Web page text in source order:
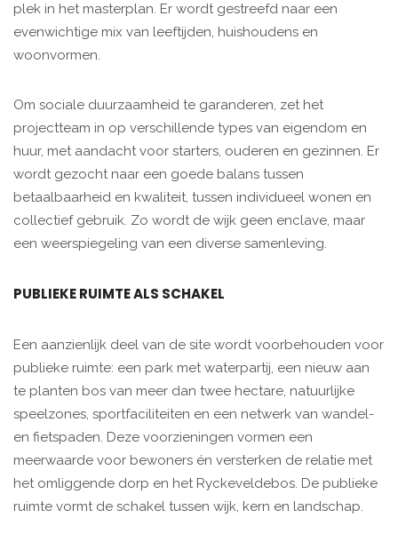
plek in het masterplan. Er wordt gestreefd naar een
evenwichtige mix van leeftijden, huishoudens en
woonvormen.
Om sociale duurzaamheid te garanderen, zet het
projectteam in op verschillende types van eigendom en
huur, met aandacht voor starters, ouderen en gezinnen. Er
wordt gezocht naar een goede balans tussen
betaalbaarheid en kwaliteit, tussen individueel wonen en
collectief gebruik. Zo wordt de wijk geen enclave, maar
een weerspiegeling van een diverse samenleving.
PUBLIEKE RUIMTE ALS SCHAKEL
Een aanzienlijk deel van de site wordt voorbehouden voor
publieke ruimte: een park met waterpartij, een nieuw aan
te planten bos van meer dan twee hectare, natuurlijke
speelzones, sportfaciliteiten en een netwerk van wandel-
en fietspaden. Deze voorzieningen vormen een
meerwaarde voor bewoners én versterken de relatie met
het omliggende dorp en het Ryckeveldebos. De publieke
ruimte vormt de schakel tussen wijk, kern en landschap.